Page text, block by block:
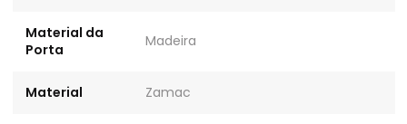
Material da
Porta
Madeira
Material Zamac